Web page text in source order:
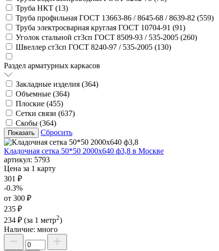
Труба НКТ (13)
Труба профильная ГОСТ 13663-86 / 8645-68 / 8639-82 (559)
Труба электросварная круглая ГОСТ 10704-91 (91)
Уголок стальной ст3сп ГОСТ 8509-93 / 535-2005 (260)
Швеллер ст3сп ГОСТ 8240-97 / 535-2005 (130)
Раздел арматурных каркасов
Закладные изделия (364)
Объемные (364)
Плоские (455)
Сетки связи (637)
Скобы (364)
Сбросить
Кладочная сетка 50*50 2000х640 ф3,8 в Москве
артикул: 5793
Цена за 1 карту
301 ₽
-0.3%
от 300 ₽
235 ₽
234 ₽ (за 1 метр2)
Наличие: много